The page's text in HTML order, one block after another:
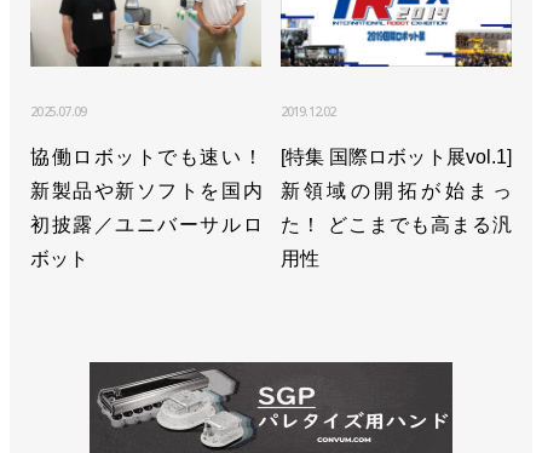
2025.07.09
協働ロボットでも速い！
新製品や新ソフトを国内
初披露／ユニバーサルロ
ボット
2019.12.02
[特集 国際ロボット展vol.1]
新領域の開拓が始まっ
た！ どこまでも高まる汎
用性